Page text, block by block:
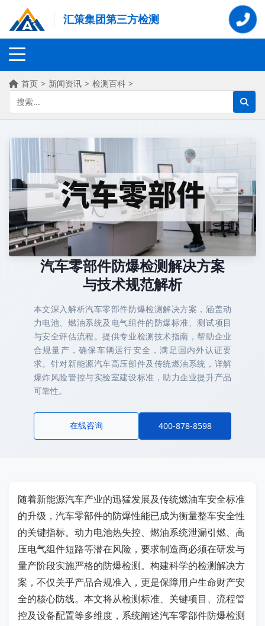
汇策集团第三方检测
首页 > 新闻资讯 > 检测百科 >
汽车零部件防爆检测解决方案
与技术规范解析
本文深入解析汽车零部件防爆检测解决方案，涵盖动
力电池、燃油系统及电气组件的防爆标准、测试项目
与安全评估流程。提供专业检测技术指南，帮助企业
合规量产，确保车辆运行安全，满足国内外认证要
求。针对新能源汽车高压部件及传统燃油系统，详解
爆炸风险管控与实验室建设标准，助力企业提升产品
可靠性。
在线咨询 400-878-8598
随着新能源汽车产业的迅猛发展及传统燃油车安全标准
的升级，汽车零部件的防爆性能已成为衡量整车安全性
的关键指标。动力电池热失控、燃油系统泄漏引燃、高
压电气组件短路等潜在风险，要求制造商必须在研发与
量产阶段实施严格的防爆检测。构建科学的检测解决方
案，不仅关乎产品合规准入，更是保障用户生命财产安
全的核心防线。本文将从检测标准、关键项目、流程管
控及设备配置等多维度，系统阐述汽车零部件防爆检测